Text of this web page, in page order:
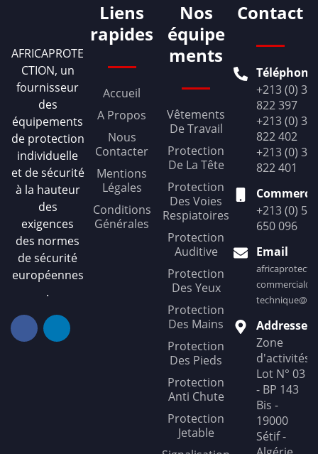
AFRICAPROTE
CTION, un
fournisseur
des
équipements
de protection
individuelle
et de sécurité
à la hauteur
des
exigences
des normes
de sécurité
européennes
.
Liens
rapides
Accueil
A Propos
Nous
Contacter
Mentions
Légales
Conditions
Générales
Nos
équipe
ments
Vêtements
De Travail
Protection
De La Tête
Protection
Des Voies
Respiatoires
Protection
Auditive
Protection
Des Yeux
Protection
Des Mains
Protection
Des Pieds
Protection
Anti Chute
Protection
Jetable
Contact
Téléphone
+213 (0) 36
822 397
+213 (0) 36
822 402
+213 (0) 36
822 401
+213 (0)
650 096
Email
Addresse
Zone
d'activités
Lot N° 03
- BP 143
Bis -
19000
Sétif -